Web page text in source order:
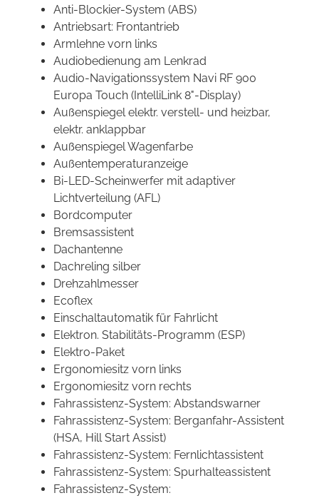
Anti-Blockier-System (ABS)
Antriebsart: Frontantrieb
Armlehne vorn links
Audiobedienung am Lenkrad
Audio-Navigationssystem Navi RF 900
Europa Touch (IntelliLink 8"-Display)
Außenspiegel elektr. verstell- und heizbar,
elektr. anklappbar
Außenspiegel Wagenfarbe
Außentemperaturanzeige
Bi-LED-Scheinwerfer mit adaptiver
Lichtverteilung (AFL)
Bordcomputer
Bremsassistent
Dachantenne
Dachreling silber
Drehzahlmesser
Ecoflex
Einschaltautomatik für Fahrlicht
Elektron. Stabilitäts-Programm (ESP)
Elektro-Paket
Ergonomiesitz vorn links
Ergonomiesitz vorn rechts
Fahrassistenz-System: Abstandswarner
Fahrassistenz-System: Berganfahr-Assistent
(HSA, Hill Start Assist)
Fahrassistenz-System: Fernlichtassistent
Fahrassistenz-System: Spurhalteassistent
Fahrassistenz-System: